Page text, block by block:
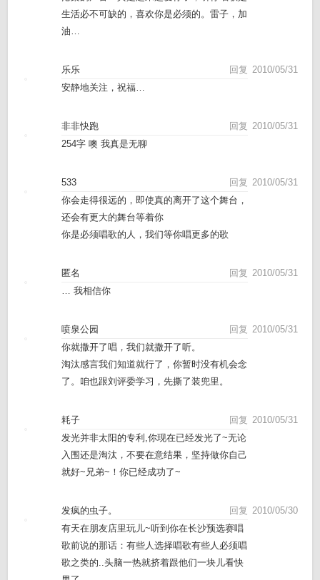
生活必不可缺的，喜欢你是必须的。雷子，加
油…
2010/05/31
乐乐
回复
安静地关注，祝福…
2010/05/31
非非快跑
回复
254字 噢 我真是无聊
2010/05/31
533
回复
你会走得很远的，即使真的离开了这个舞台，
还会有更大的舞台等着你
你是必须唱歌的人，我们等你唱更多的歌
2010/05/31
匿名
回复
… 我相信你
2010/05/31
喷泉公园
回复
你就撒开了唱，我们就撒开了听。
淘汰感言我们知道就行了，你暂时没有机会念
了。咱也跟刘评委学习，先撕了装兜里。
2010/05/31
耗子
回复
发光并非太阳的专利,你现在已经发光了~无论
入围还是淘汰，不要在意结果，坚持做你自己
就好~兄弟~！你已经成功了~
2010/05/30
发疯的虫子。
回复
有天在朋友店里玩儿~听到你在长沙预选赛唱
歌前说的那话：有些人选择唱歌有些人必须唱
歌之类的..头脑一热就挤着跟他们一块儿看快